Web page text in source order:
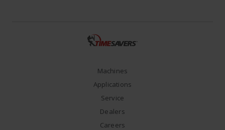
Machines
Applications
Service
Dealers
Careers